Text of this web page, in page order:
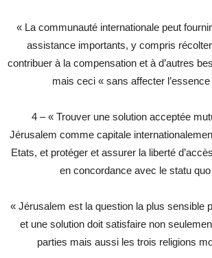
« La communauté internationale peut
assistance importants, y compris
contribuer à la compensation et à d’autres
mais ceci « sans affecter l’essence
4 – « Trouver une solution acceptée
Jérusalem comme capitale
Etats, et protéger et assurer la liberté
en concordance avec le statu
« Jérusalem est la question la plus sensible
et une solution doit satisfaire non
parties mais aussi les trois religions